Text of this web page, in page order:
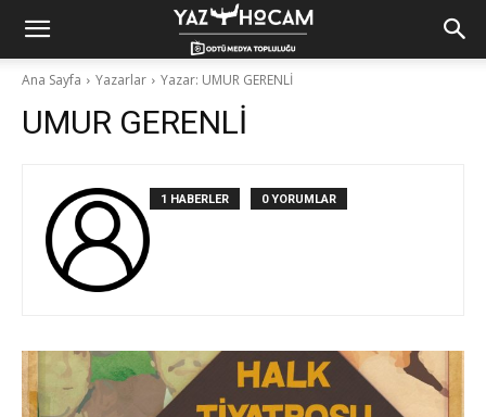
Yaz
Hocam!
Ana Sayfa Yazarlar Yazar: UMUR GERENLİ
UMUR GERENLİ
1 HABERLER 0 YORUMLAR